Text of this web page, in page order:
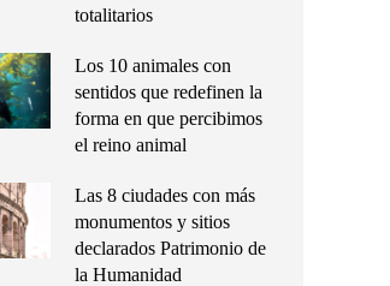
totalitarios
Los 10 animales con
sentidos que redefinen la
forma en que percibimos
el reino animal
Las 8 ciudades con más
monumentos y sitios
declarados Patrimonio de
la Humanidad